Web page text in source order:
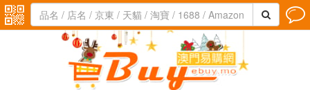
  